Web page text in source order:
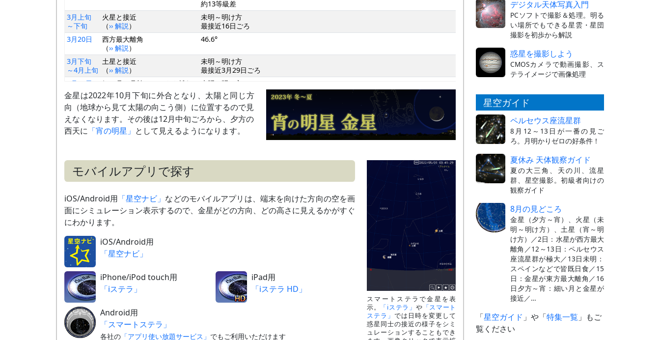
約13等級差
3月上旬
～下旬
火星と接近
（›› 解説）
未明～明け方
最接近16日ごろ
3月20日
西方最大離角
（›› 解説）
46.6°
3月下旬
～4月上旬
土星と接近
（›› 解説）
未明～明け方
最接近3月29日ごろ
3月29日
細い月（月齢26）とやや離れ
て並ぶ
未明～明け方
4月27日
細い月（月齢26）と並ぶ
（›› 解説）
明け方
4月28日
細い月（月齢27）とやや離れ
て並ぶ
明け方
～5月上旬
最接近4月28日ごろ
4月下旬
木星と超大接近
明け方
5月27日
細い月（月齢26）と接近
（›› 解説 ）
未明～明け方
下記の金星食の前
5月27日
金星食
5月28日
細い月（月齢27）とやや離れ
て並ぶ
6月上旬
～中旬
（›› 解説）
明け方
最接近12日ごろ
約10等級差
6月下旬
M45プレアデス星団と並ぶ
（›› 解説）
未明～明け方
6月26日
細い月（月齢26）と並ぶ
未明～明け方
金星は2022年10月下旬に外合となり、太陽と同じ方
向（地球から見て太陽の向こう側）に位置するので見
えなくなります。その後は12月中旬ごろから、夕方の
西天に 「宵の明星」 として見えるようになります。
モバイルアプリで探す
iOS/Android用 「星空ナビ」 などのモバイルアプリは、端末を向けた方向の空を画
面にシミュレーション表示するので、金星がどの方向、どの高さに見えるかがすぐ
にわかります。
iOS/Android用
「星空ナビ」
iPhone/iPod touch用
「iステラ」
iPad用
「iステラ HD」
Android用
「スマートステラ」
各社の「アプリ使い放題サービス」 でもご利用いただけます
スマートステラで金星を表
示。
「iステラ」 や 「スマート
ステラ」では日時を変更して
惑星同士の接近の様子をシミ
ュレーションすることもでき
デジタル天体写真入門
PCソフトで撮影＆処理。明る
い場所でもできる星雲・星団
撮影を初歩から解説
惑星を撮影しよう
CMOSカメラで動画撮影、ス
テライメージで画像処理
星空ガイド
ペルセウス座流星群
8月12～13日が一番の見ご
ろ。月明かりゼロの好条件！
夏休み 天体観察ガイド
夏の大三角、天の川、流星
群、星空撮影。初級者向けの
観察ガイド
8月の見どころ
金星（夕方～宵）、火星（未
明～明け方）、土星（宵～明
け方）／2日：水星が西方最大
離角／12～13日：ペルセウス
座流星群が極大／13日未明：
スペインなどで皆既日食／15
日：金星が東方最大離角／16
日夕方～宵：細い月と金星が
接近／…
「星空ガイド 」や「特集一覧 」もご
覧ください